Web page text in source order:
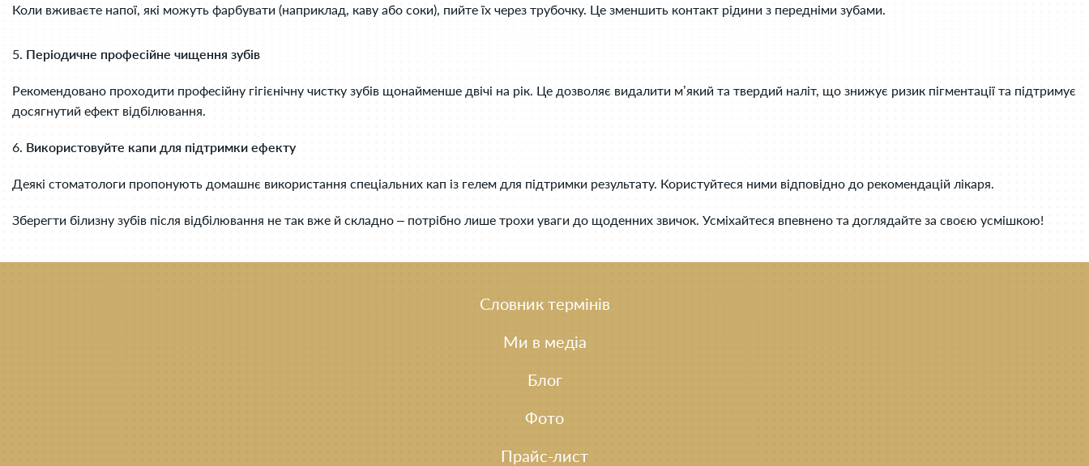
Коли вживаєте напої, які можуть фарбувати (наприклад, каву або соки), пийте їх через трубочку. Це зменшить контакт рідини з передніми зубами.
5. Періодичне професійне чищення зубів
Рекомендовано проходити професійну гігієнічну чистку зубів щонайменше двічі на рік. Це дозволяє видалити м’який та твердий наліт, що знижує ризик пігментації та підтримує
досягнутий ефект відбілювання.
6. Використовуйте капи для підтримки ефекту
Деякі стоматологи пропонують домашнє використання спеціальних кап із гелем для підтримки результату. Користуйтеся ними відповідно до рекомендацій лікаря.
Зберегти білизну зубів після відбілювання не так вже й складно – потрібно лише трохи уваги до щоденних звичок. Усміхайтеся впевнено та доглядайте за своєю усмішкою!
Словник термінів
Ми в медіа
Блог
Фото
Прайс-лист